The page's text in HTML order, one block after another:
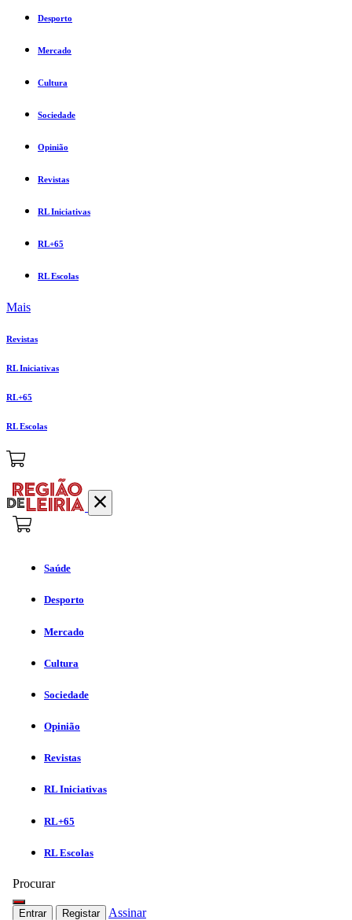
Desporto
Mercado
Cultura
Sociedade
Opinião
Revistas
RL Iniciativas
RL+65
RL Escolas
Mais
Revistas
RL Iniciativas
RL+65
RL Escolas
Saúde
Desporto
Mercado
Cultura
Sociedade
Opinião
Revistas
RL Iniciativas
RL+65
RL Escolas
Procurar
Entrar Registar Assinar